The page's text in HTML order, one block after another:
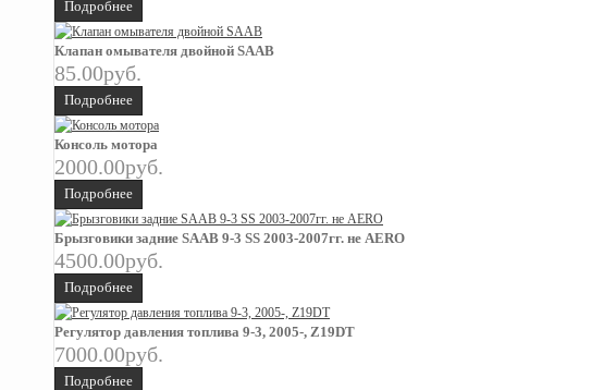
Подробнее
Клапан омывателя двойной SAAB
85.00руб.
Подробнее
Консоль мотора
2000.00руб.
Подробнее
Брызговики задние SAAB 9-3 SS 2003-2007гг. не AERO
4500.00руб.
Подробнее
Регулятор давления топлива 9-3, 2005-, Z19DT
7000.00руб.
Подробнее